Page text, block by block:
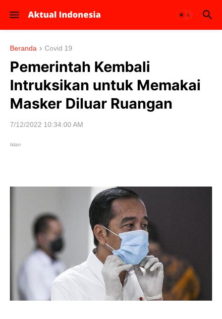
Beranda Covid 19
Pemerintah Kembali
Intruksikan untuk Memakai
Masker Diluar Ruangan
7/12/2022 10:34:00 AM
Iklan